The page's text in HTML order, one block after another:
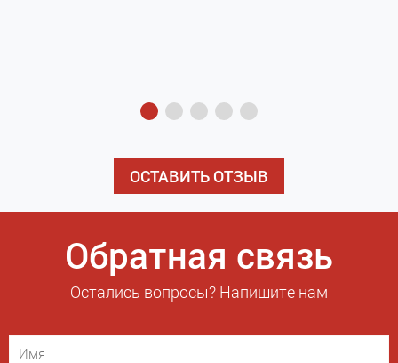
ОСТАВИТЬ ОТЗЫВ
Обратная связь
Остались вопросы? Напишите нам